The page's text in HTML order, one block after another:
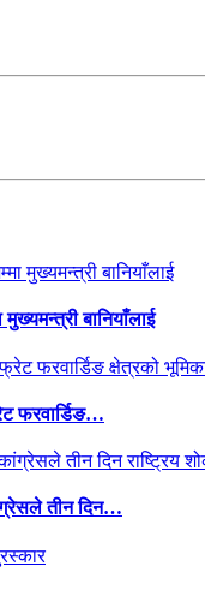
बानियाँलाई
फरवार्डिङ…
तीन दिन…